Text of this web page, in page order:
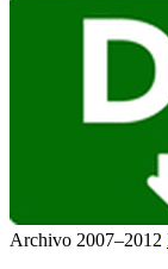
Archivo 2007–2012